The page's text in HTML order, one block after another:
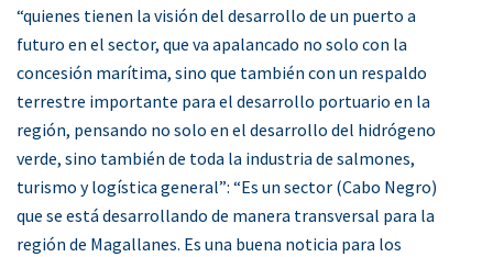
“quienes tienen la visión del desarrollo de un puerto a
futuro en el sector, que va apalancado no solo con la
concesión marítima, sino que también con un respaldo
terrestre importante para el desarrollo portuario en la
región, pensando no solo en el desarrollo del hidrógeno
verde, sino también de toda la industria de salmones,
turismo y logística general”: “Es un sector (Cabo Negro)
que se está desarrollando de manera transversal para la
región de Magallanes. Es una buena noticia para los